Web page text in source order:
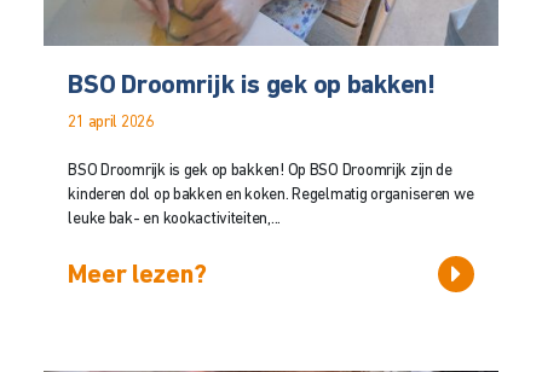
BSO Droomrijk is gek op bakken!
21 april 2026
BSO Droomrijk is gek op bakken! Op BSO Droomrijk zijn de
kinderen dol op bakken en koken. Regelmatig organiseren we
leuke bak- en kookactiviteiten,...
Meer lezen?